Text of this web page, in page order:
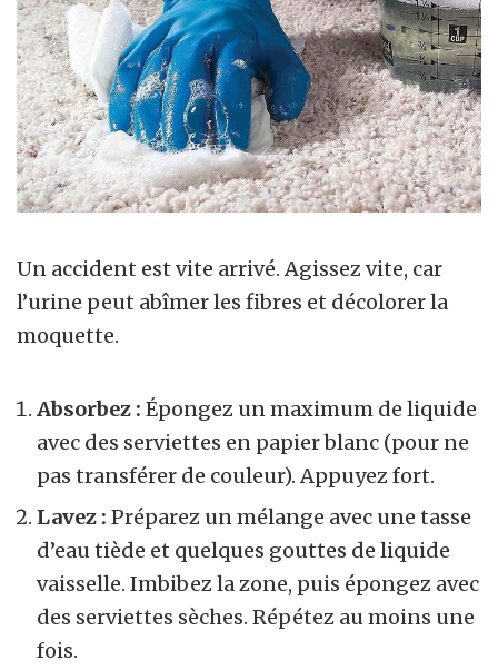
Un accident est vite arrivé. Agissez vite, car
l’urine peut abîmer les fibres et décolorer la
moquette.
Absorbez : Épongez un maximum de liquide
avec des serviettes en papier blanc (pour ne
pas transférer de couleur). Appuyez fort.
Lavez : Préparez un mélange avec une tasse
d’eau tiède et quelques gouttes de liquide
vaisselle. Imbibez la zone, puis épongez avec
des serviettes sèches. Répétez au moins une
fois.